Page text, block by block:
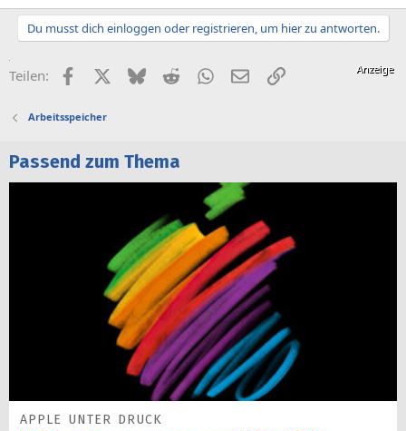
Du musst dich einloggen oder registrieren, um hier zu antworten.
Teilen: FacebookX (Twitter)
BlueskyRedditWhatsApp
E-MailLink
Arbeitsspeicher
Passend zum Thema
APPLE UNTER DRUCK